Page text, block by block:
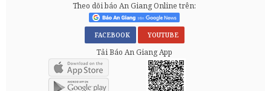
Theo dõi báo An Giang Online trên:
FACEBOOK YOUTUBE
Tải Báo An Giang App